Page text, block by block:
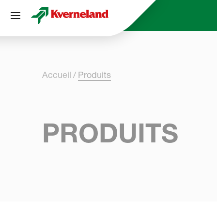
Accueil Produits
PRODUITS
Panneau de gestion des cookies